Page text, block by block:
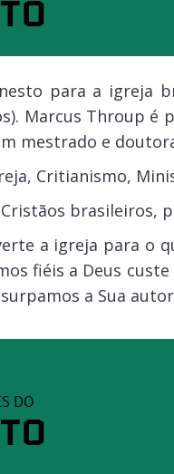
para a igreja
Marcus Throup é
mestrado e
Critianismo,
Cristãos brasileiros,
a igreja para o
fiéis a Deus
a Sua
DO